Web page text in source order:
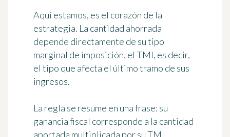
Aquí estamos, es el corazón de la
estrategia. La cantidad ahorrada
depende directamente de su tipo
marginal de imposición, el TMI, es decir,
el tipo que afecta el último tramo de sus
ingresos.
La regla se resume en una frase: su
ganancia fiscal corresponde a la cantidad
aportada multiplicada por su TMI.